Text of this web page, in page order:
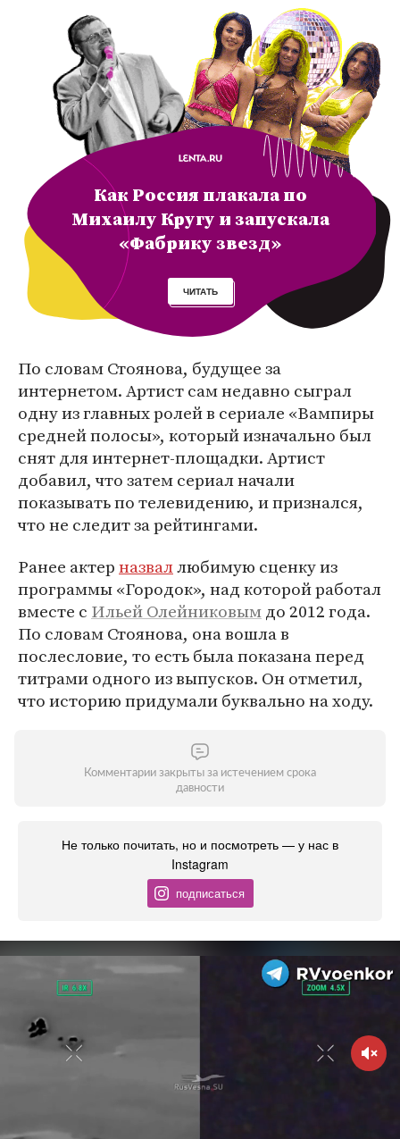
Как Россия плакала по
Михаилу Кругу и запускала
«Фабрику звезд»
ЧИТАТЬ
По словам Стоянова, будущее за
интернетом. Артист сам недавно сыграл
одну из главных ролей в сериале «Вампиры
средней полосы», который изначально был
снят для интернет-площадки. Артист
добавил, что затем сериал начали
показывать по телевидению, и признался,
что не следит за рейтингами.
Ранее актерназваллюбимую сценку из
программы «Городок», над которой работал
вместе с Ильей Олейниковымдо 2012 года.
По словам Стоянова, она вошла в
послесловие, то есть была показана перед
титрами одного из выпусков. Он отметил,
что историю придумали буквально на ходу.
Комментарии закрыты за истечением срока
давности
Не только почитать, но и посмотреть — у нас в
Instagram
подписаться